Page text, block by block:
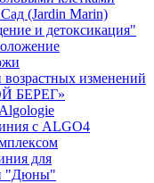
(Jardin Marin)
и детоксикация"
изменений
БЕРЕГ»
с ALGO4
для
"Дюны"